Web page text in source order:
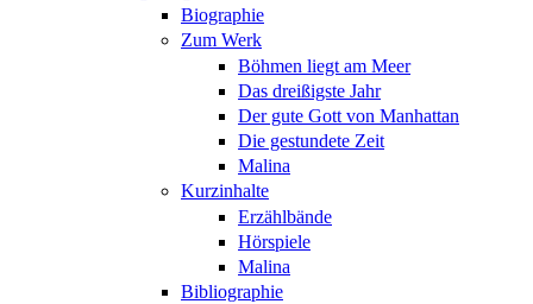
Biographie
Zum Werk
Böhmen liegt am Meer
Das dreißigste Jahr
Der gute Gott von Manhattan
Die gestundete Zeit
Malina
Kurzinhalte
Erzählbände
Hörspiele
Malina
Bibliographie